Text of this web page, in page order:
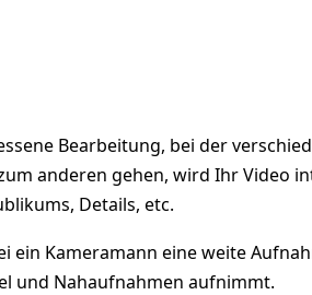
Bearbeitung, bei der
anderen gehen, wird Ihr Video
Details, etc.
Kameramann eine weite
und Nahaufnahmen aufnimmt.